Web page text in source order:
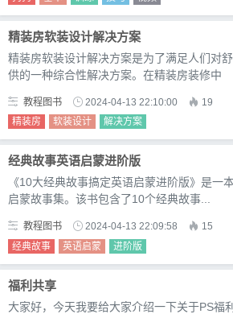
精装房软装设计解决方案
精装房软装设计解决方案是为了满足人们对
供的一种综合性解决方案。在精装房装修中
教程图书 2024-04-13 22:10:00 19
精装房 软装设计 解决方案
经典故事英语启蒙进阶版
《10大经典故事搞定英语启蒙进阶版》是一
启蒙故事集。该书包含了10个经典故事...
教程图书 2024-04-13 22:09:58 15
经典故事 英语启蒙 进阶版
福利共享
大家好，今天我要给大家介绍一下关于PS福